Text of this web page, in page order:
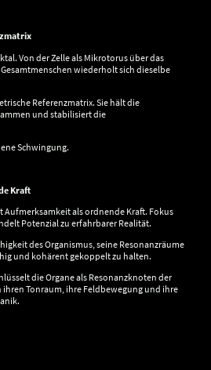
Von der Zelle als Mikrotorus über das
wiederholt sich dieselbe
Referenzmatrix. Sie hält die
und stabilisiert die
Schwingung.
Kraft
als ordnende Kraft. Fokus
Potenzial zu erfahrbarer Realität.
des Organismus, seine Resonanzräume
und kohärent gekoppelt zu halten.
die Organe als Resonanzknoten der
Tonraum, ihre Feldbewegung und ihre